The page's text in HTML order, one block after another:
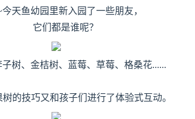
今天鱼幼园里新入园了一些朋友，
它们都是谁呢？
树、金桔树、蓝莓、草莓、格桑花......
树的技巧又和孩子们进行了体验式互动。